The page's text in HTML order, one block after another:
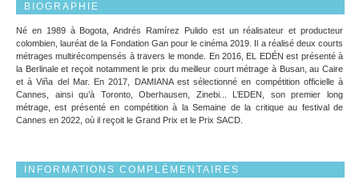
BIOGRAPHIE
Né en 1989 à Bogota, Andrés Ramírez Pulido est un réalisateur et producteur
colombien, lauréat de la Fondation Gan pour le cinéma 2019. Il a réalisé deux courts
métrages multirécompensés à travers le monde. En 2016, EL EDÉN est présenté à
la Berlinale et reçoit notamment le prix du meilleur court métrage à Busan, au Caire
et à Viña del Mar. En 2017, DAMIANA est sélectionné en compétition officielle à
Cannes, ainsi qu’à Toronto, Oberhausen, Zinebi... L’EDEN, son premier long
métrage, est présenté en compétition à la Semaine de la critique au festival de
Cannes en 2022, où il reçoit le Grand Prix et le Prix SACD.
INFORMATIONS COMPLÉMENTAIRES